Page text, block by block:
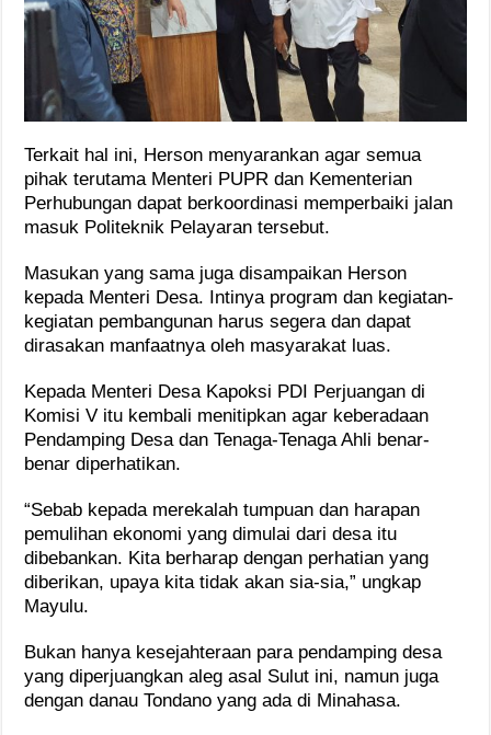
Terkait hal ini, Herson menyarankan agar semua
pihak terutama Menteri PUPR dan Kementerian
Perhubungan dapat berkoordinasi memperbaiki jalan
masuk Politeknik Pelayaran tersebut.
Masukan yang sama juga disampaikan Herson
kepada Menteri Desa. Intinya program dan kegiatan-
kegiatan pembangunan harus segera dan dapat
dirasakan manfaatnya oleh masyarakat luas.
Kepada Menteri Desa Kapoksi PDI Perjuangan di
Komisi V itu kembali menitipkan agar keberadaan
Pendamping Desa dan Tenaga-Tenaga Ahli benar-
benar diperhatikan.
“Sebab kepada merekalah tumpuan dan harapan
pemulihan ekonomi yang dimulai dari desa itu
dibebankan. Kita berharap dengan perhatian yang
diberikan, upaya kita tidak akan sia-sia,” ungkap
Mayulu.
Bukan hanya kesejahteraan para pendamping desa
yang diperjuangkan aleg asal Sulut ini, namun juga
dengan danau Tondano yang ada di Minahasa.